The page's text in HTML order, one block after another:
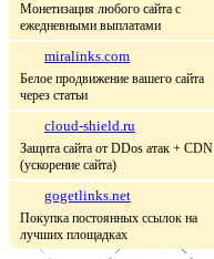
Монетизация любого сайта с
ежедневными выплатами
miralinks.com
Белое продвижение вашего сайта
через статьи
cloud-shield.ru
Защита сайта от DDos атак + CDN
(ускорение сайта)
gogetlinks.net
Покупка постоянных ссылок на
лучших площадках